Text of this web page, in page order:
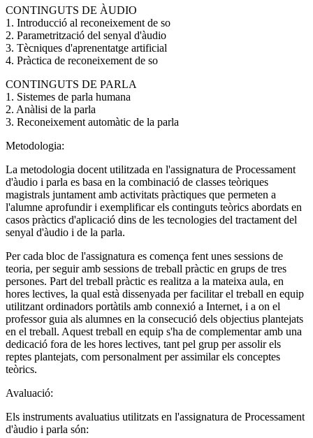
CONTINGUTS DE ÀUDIO
1. Introducció al reconeixement de so
2. Parametrització del senyal d'àudio
3. Tècniques d'aprenentatge artificial
4. Pràctica de reconeixement de so
CONTINGUTS DE PARLA
1. Sistemes de parla humana
2. Anàlisi de la parla
3. Reconeixement automàtic de la parla
Metodologia:
La metodologia docent utilitzada en l'assignatura de Processament
d'àudio i parla es basa en la combinació de classes teòriques
magistrals juntament amb activitats pràctiques que permeten a
l'alumne aprofundir i exemplificar els continguts teòrics abordats en
casos pràctics d'aplicació dins de les tecnologies del tractament del
senyal d'àudio i de la parla.
Per cada bloc de l'assignatura es comença fent unes sessions de
teoria, per seguir amb sessions de treball pràctic en grups de tres
persones. Part del treball pràctic es realitza a la mateixa aula, en
hores lectives, la qual està dissenyada per facilitar el treball en equip
utilitzant ordinadors portàtils amb connexió a Internet, i a on el
professor guia als alumnes en la consecució dels objectius plantejats
en el treball. Aquest treball en equip s'ha de complementar amb una
dedicació fora de les hores lectives, tant pel grup per assolir els
reptes plantejats, com personalment per assimilar els conceptes
teòrics.
Avaluació:
Els instruments avaluatius utilitzats en l'assignatura de Processament
d'àudio i parla són: